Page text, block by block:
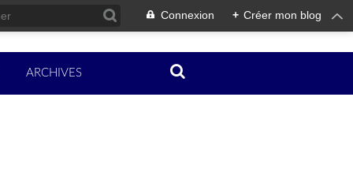
Connexion + Créer mon blog
ARCHIVES